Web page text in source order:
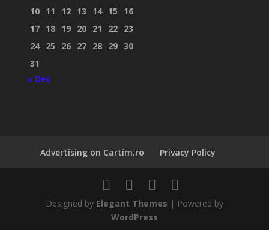
10 11 12 13 14 15
16
17 18 19 20 21 22 23
24 25 26 27 28 29 30
31
« Dec
Advertising on Cartim.ro Privacy Policy
Designed by Elegant Themes | Powered by
WordPress